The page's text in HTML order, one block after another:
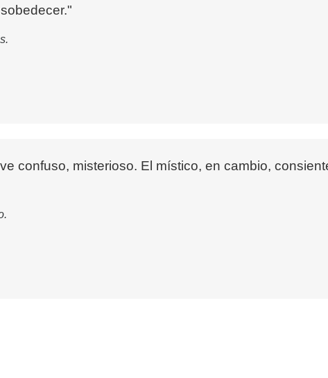
confuso, misterioso. El místico, en cambio,